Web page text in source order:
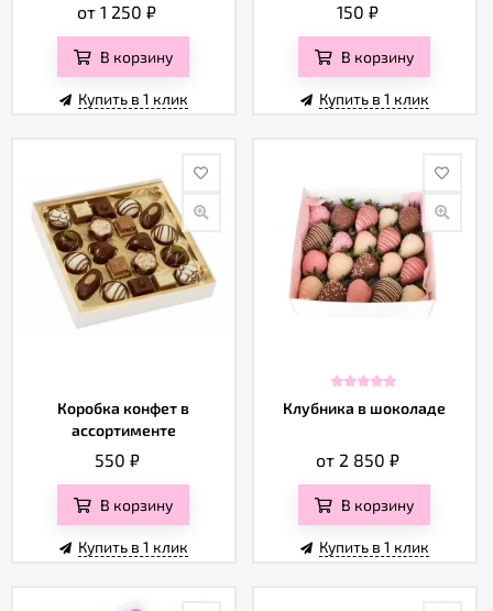
от 1 250₽
В корзину
Купить в 1 клик
150₽
В корзину
Купить в 1 клик
Коробка конфет в
ассортименте
550 ₽
В корзину
Купить в 1 клик
Клубника в шоколаде
от 2 850₽
В корзину
Купить в 1 клик